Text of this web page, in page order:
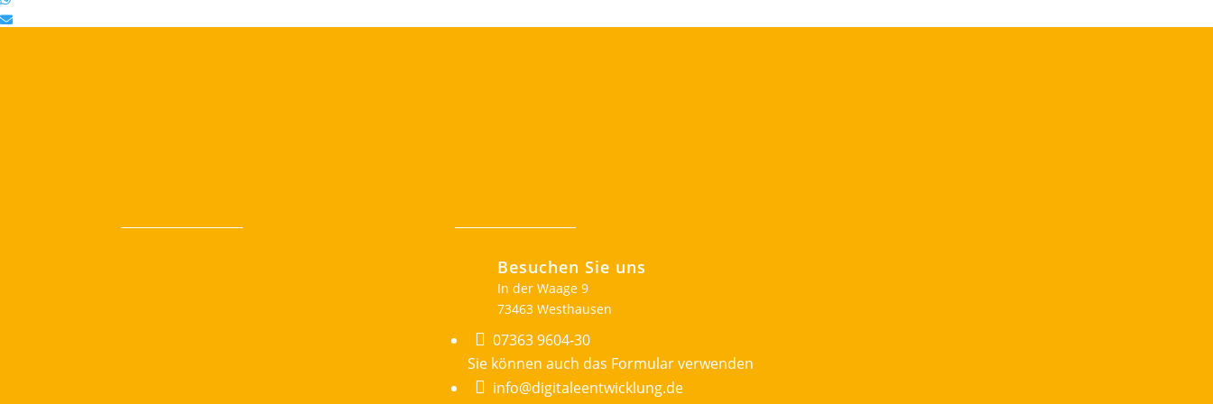
Besuchen Sie uns
In der Waage 9
73463 Westhausen
 07363 9604-30
Sie können auch das Formular verwenden
 info@digitaleentwicklung.de